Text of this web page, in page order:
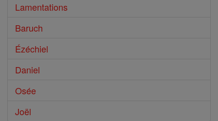
Lamentations
Baruch
Ézéchiel
Daniel
Osée
Joël